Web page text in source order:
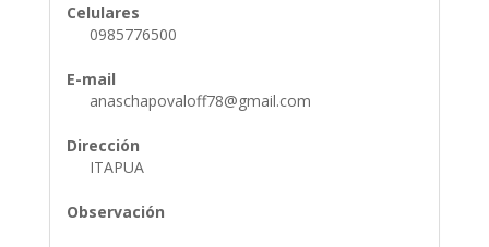
Celulares
0985776500
E-mail
anaschapovaloff78@gmail.com
Dirección
ITAPUA
Observación